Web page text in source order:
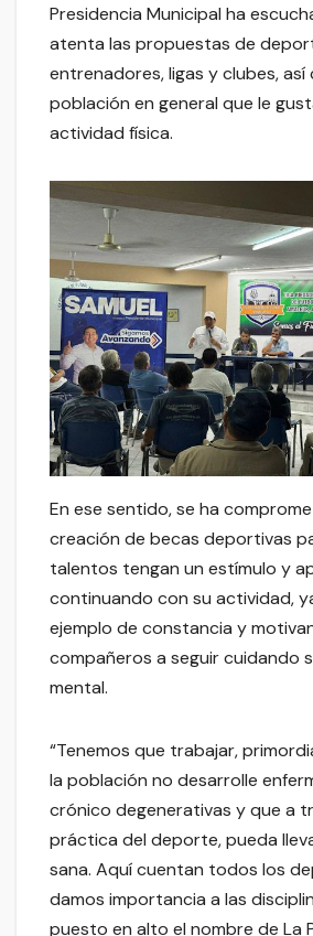
Presidencia Municipal ha
atenta las propuestas de
entrenadores, ligas y clubes, así
población en general que le
actividad física.
En ese sentido, se ha
creación de becas deportivas
talentos tengan un estímulo y
continuando con su actividad,
ejemplo de constancia y
compañeros a seguir cuidando
mental.
“Tenemos que trabajar,
la población no desarrolle
crónico degenerativas y que a
práctica del deporte, pueda
sana. Aquí cuentan todos los
damos importancia a las
puesto en alto el nombre de La